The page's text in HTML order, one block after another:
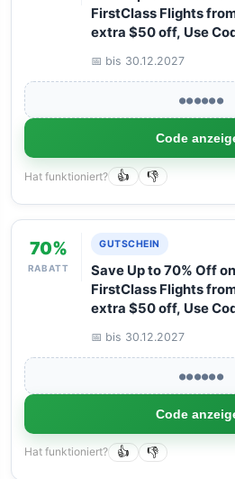
FirstClass Flights
extra $50 off, Use
📅 bis 30.12.2027
●●●●●●
Code
Hat funktioniert? 👍 👎
70%
RABATT
GUTSCHEIN
Save Up to 70% Off
FirstClass Flights
extra $50 off, Use
📅 bis 30.12.2027
●●●●●●
Code
Hat funktioniert? 👍 👎